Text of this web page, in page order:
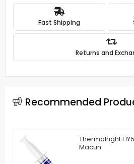
Fast Shipping
Returns and
Recommended
Thermalright
Macun